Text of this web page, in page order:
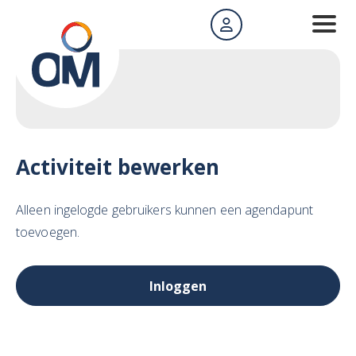
Activiteit bewerken
Alleen ingelogde gebruikers kunnen een agendapunt
toevoegen.
Inloggen